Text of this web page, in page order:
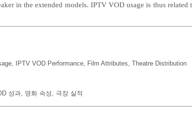
in the extended models. IPTV VOD usage is thus
, IPTV VOD Performance, Film Attributes, Theatre Distribution
성과, 영화 속성 , 극장 실적